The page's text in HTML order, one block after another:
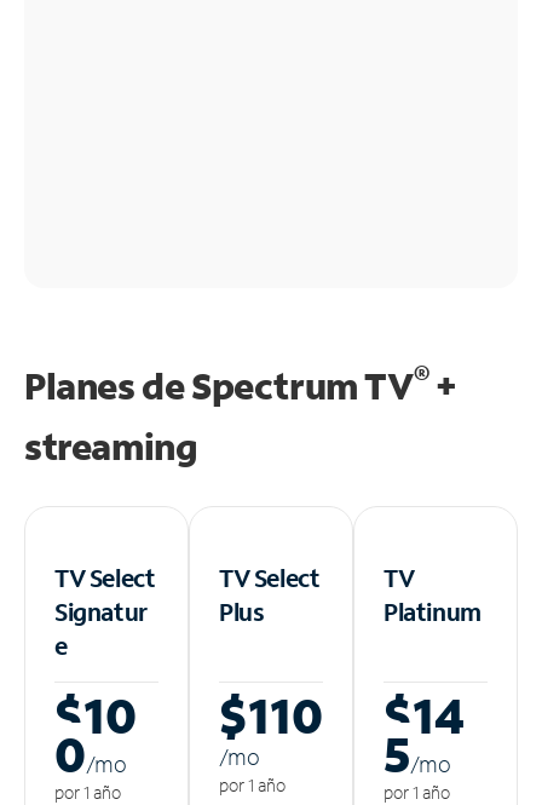
Planes de Spectrum TV®+
streaming
TV Select
Signatur
e
$10
0/mo
por 1 año
TV Select
Plus
$110
/mo
por 1 año
TV
Platinum
$14
5/mo
por 1 año